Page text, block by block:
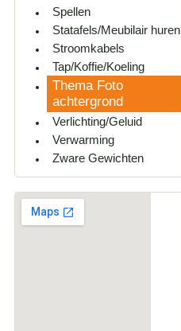
Spellen
Statafels/Meubilair huren
Stroomkabels
Tap/Koffie/Koeling
Thema Foto
achtergrond
Verlichting/Geluid
Verwarming
Zware Gewichten